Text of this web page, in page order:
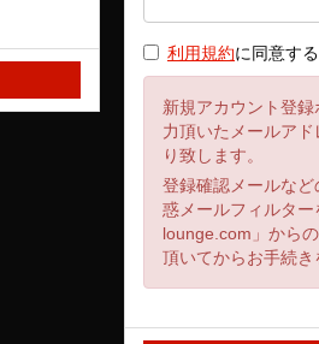
利用規約に同意する
新規アカウント登
力頂いたメールア
り致します。
登録確認メールな
惑メールフィルタ
lounge.com」から
頂いてからお手続き